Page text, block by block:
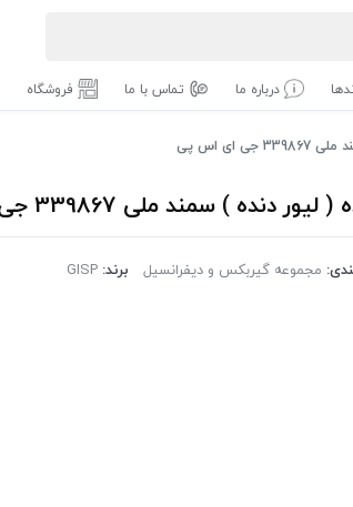
درباره ما تماس با ما فروشگاه
اس پی
) سمند ملی 339867 جی ای اس پی
مجموعه گیربکس و دیفرانسیل برند: GISP